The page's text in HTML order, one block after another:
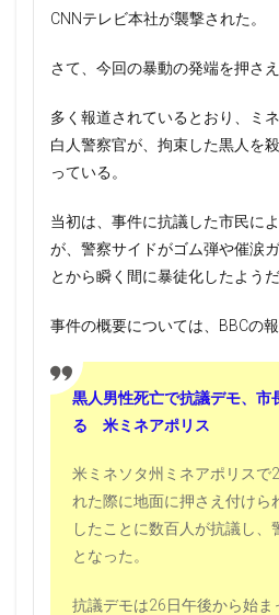
CNNテレビ本社が襲撃された。
さて、今回の暴動の発端を押さえ
多く報道されているとおり、ミ
白人警察官が、拘束した黒人を
っている。
当初は、事件に抗議した市民に
が、警察サイドがゴム弾や催涙
とから瞬く間に暴徒化したようだ
事件の概要については、BBCの報
黒人男性死亡で抗議デモ、市
る 米ミネアポリス
米ミネソタ州ミネアポリスで
れた際に地面に押さえ付けら
したことに数百人が抗議し、
となった。
抗議デモは26日午後から始ま